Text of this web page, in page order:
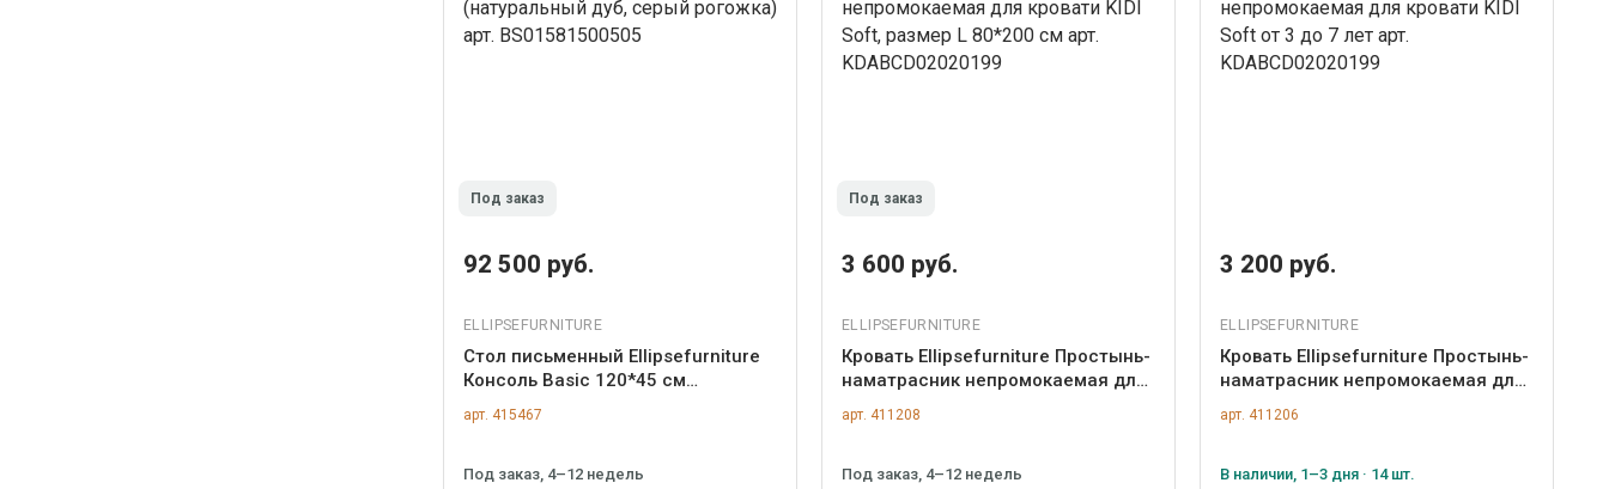
Под заказ
92 500 руб.
ELLIPSEFURNITURE
Стол письменный Ellipsefurniture
Консоль Basic 120*45 см
(натуральный дуб, серый рогожка)
арт. BS01581500505
арт. 415467
Под заказ, 4–12 недель
Под заказ
3 600 руб.
ELLIPSEFURNITURE
Кровать Ellipsefurniture Простынь-
наматрасник непромокаемая для
кровати KIDI Soft, размер L 80*200
см арт. KDABCD02020199
арт. 411208
Под заказ, 4–12 недель
3 200 руб.
ELLIPSEFURNITURE
Кровать Ellipsefurniture Простынь-
наматрасник непромокаемая для
кровати KIDI Soft от 3 до 7 лет арт.
KDABCD02020199
арт. 411206
В наличии, 1–3 дня · 14 шт.